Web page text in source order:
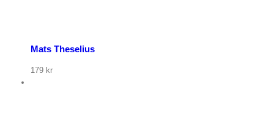
Mats Theselius
179 kr